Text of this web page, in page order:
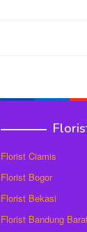
Florist Ciamis
Florist Bogor
Florist Bekasi
Florist Bandung